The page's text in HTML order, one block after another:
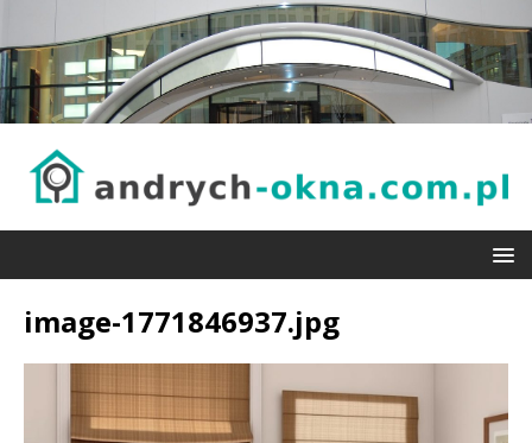
image-1771846937.jpg